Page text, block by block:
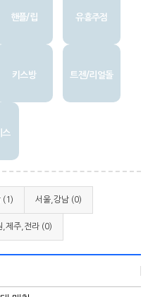
핸플/립 유흥주점
키스방 트젠/리얼돌
스
(1) 서울,강남 (0)
,제주,전라 (0)